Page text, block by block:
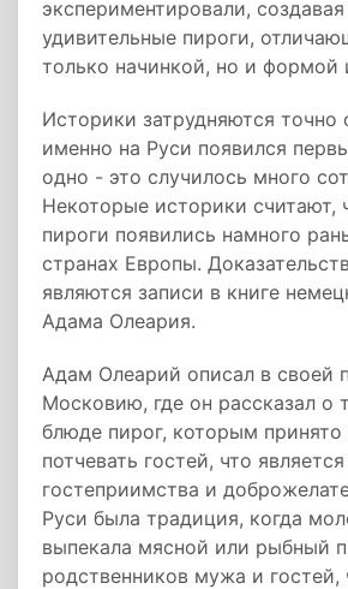
экспериментировали,
удивительные пироги,
только начинкой, но и формой
Историки затрудняются точно
именно на Руси появился
одно - это случилось много
Некоторые историки считают,
пироги появились намного
странах Европы.
являются записи в книге
Адама Олеария.
Адам Олеарий описал в своей
Московию, где он рассказал о
блюде пирог, которым принято
потчевать гостей, что
гостеприимства и
Руси была традиция, когда
выпекала мясной или рыбный
родственников мужа и гостей,